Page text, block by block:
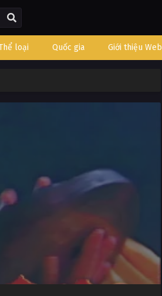
loại Quốc gia Giới thiệu Web